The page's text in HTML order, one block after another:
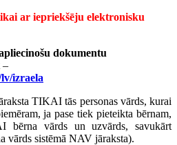
ar iepriekšēju elektronisku
dokumentu
–
izraela
TIKAI tās personas vārds, kurai
ja pase tiek pieteikta bērnam,
bērna vārds un uzvārds, savukārt
vārds sistēmā NAV jāraksta).